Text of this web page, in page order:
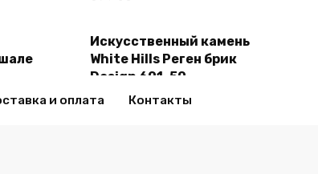
В корзину
Искусственный камень
White Hills Реген брик
Design 691-50
2450,00₽
и оплата Контакты